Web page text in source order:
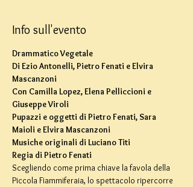
Info sull'evento
Drammatico Vegetale
Di Ezio Antonelli, Pietro Fenati e Elvira
Mascanzoni
Con Camilla Lopez, Elena Pelliccioni e
Giuseppe Viroli
Pupazzi e oggetti di Pietro Fenati, Sara
Maioli e Elvira Mascanzoni
Musiche originali di Luciano Titi
Regia di Pietro Fenati
Scegliendo come prima chiave la favola della
Piccola Fiammiferaia, lo spettacolo ripercorre